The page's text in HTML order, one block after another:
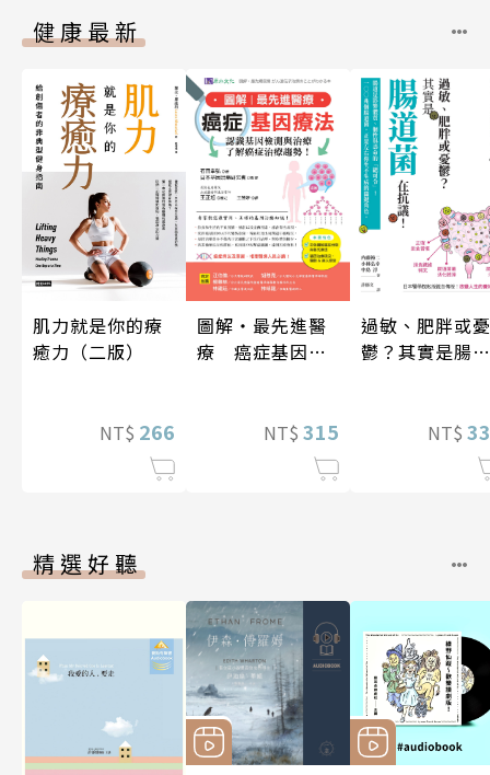
健康最新
肌力就是你的療
癒力（二版）
NT$ 266
圖解‧最先進醫
療 癌症基因療
NT$ 315
過敏、肥胖或憂
鬱？其實是腸道
NT$
精選好聽